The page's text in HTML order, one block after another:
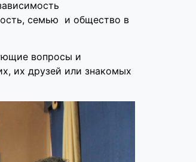
семью и общество в
вопросы и
их друзей или знакомых